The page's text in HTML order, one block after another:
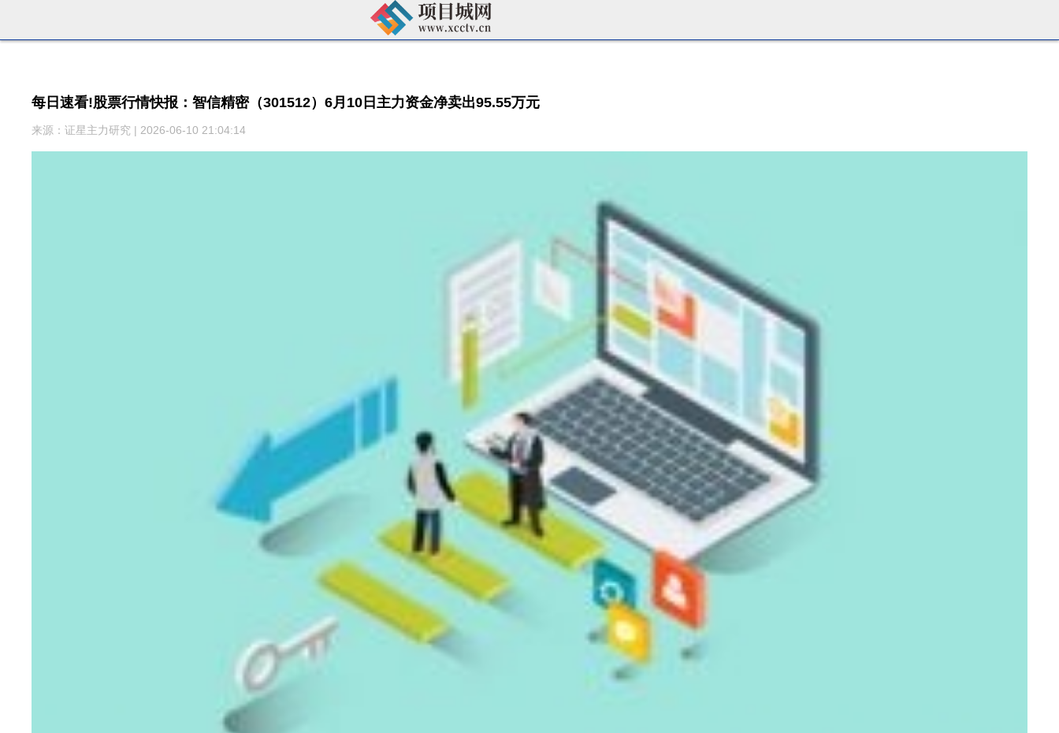
每日速看!股票行情快报：智信精密（301512）6月10日主力资金净卖出95.55万元
来源：证星主力研究 | 2026-06-10 21:04:14